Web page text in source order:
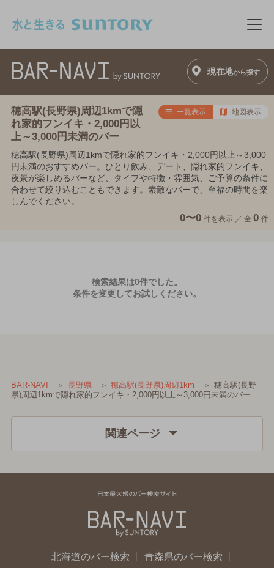
メ
現在地から探す
穂高駅(長野県)周辺1kmで隠
れ家的フンイキ・2,000円以
上～3,000円未満のバー
一覧表示 地図表示
穂高駅(長野県)周辺1kmで隠れ家的フンイキ・2,000円以上～3,000
円未満のおすすめバー。ひとり飲み、デート、隠れ家的フンイキ、
夜景が楽しめるバーなど、タイプや特徴・雰囲気、ご予算の条件に
合わせて絞り込むこともできます。素敵なバーで、至福の時間を楽
しんでください。
0〜0 件を表示 ／ 全 0 件
検索結果は0件でした。
条件を変更してお試しください。
BAR-NAVI 長野県 穂高駅(長野県)周辺1km
穂高駅(長野
県)周辺1kmで隠れ家的フンイキ・2,000円以上～3,000円未満のバー
関連ページ
北海道のバー検索
青森県のバー検索